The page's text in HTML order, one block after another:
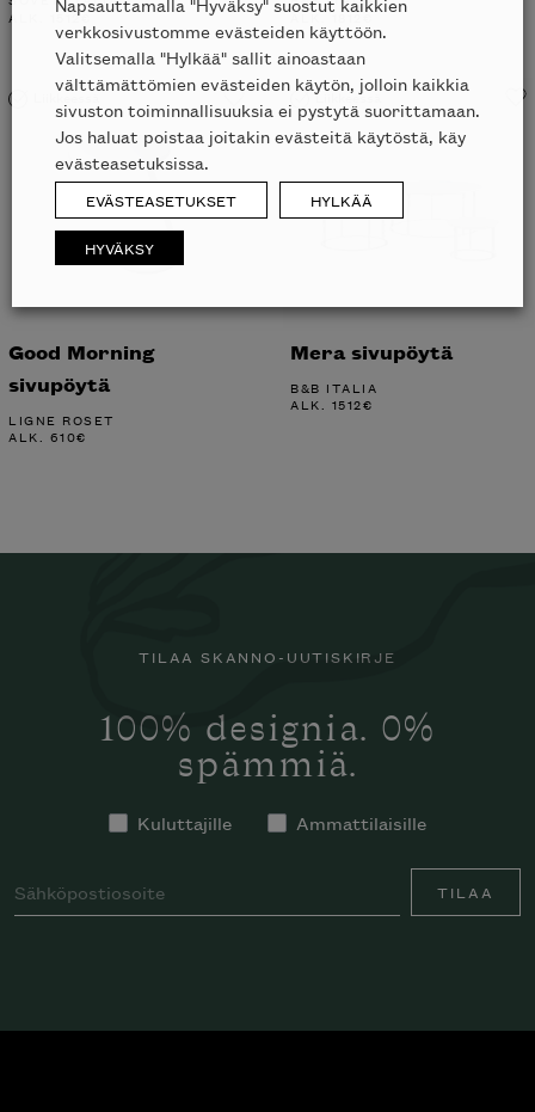
ALK. 1512€ ALK.1812€
Liikkeessä
Good Morning
sivupöytä
LIGNE ROSET
ALK. 610€
Liikkeessä
Mera sivupöytä
B&B ITALIA
ALK. 1512€
TILAA SKANNO-UUTISKIRJE
100% designia. 0%
spämmiä.
Kuluttajille Ammattilaisille
TILAA
verkkosivustomme evästeiden käyttöön.
Valitsemalla "Hylkää" sallit ainoastaan
välttämättömien evästeiden käytön, jolloin kaikkia
sivuston toiminnallisuuksia ei pystytä suorittamaan.
Jos haluat poistaa joitakin evästeitä käytöstä, käy
evästeasetuksissa.
EVÄSTEASETUKSET HYLKÄÄ
HYVÄKSY